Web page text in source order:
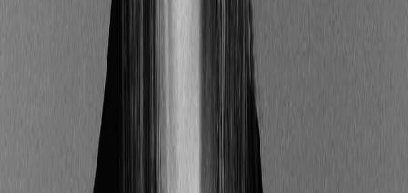
L’article 8 concerne la transparence des produits
intégrant et promouvant des caractéristiques
environnementales et/ou sociales sans y être
directement impliqués
fonds ISR
, etc.).
Les gestionnaires d’investissement doivent expliquer
comment les caractéristiques ESG sont intégrées
dans la gestion du produit, et, si un indice de